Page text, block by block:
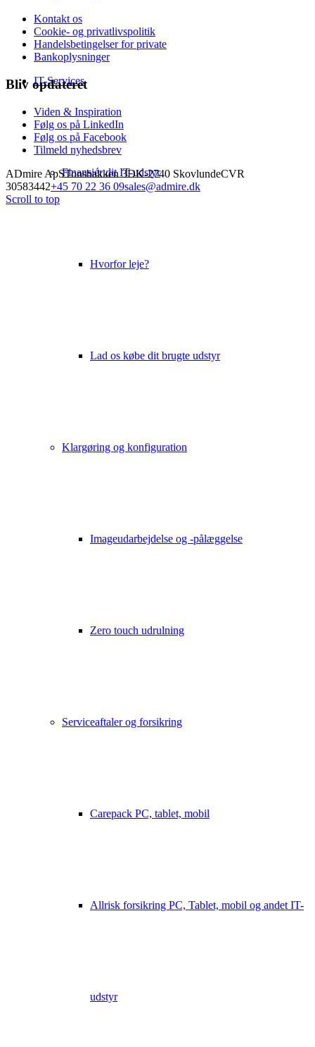
IT-Services
Finansiér dit IT-udstyr
Hvorfor leje?
Lad os købe dit brugte udstyr
Klargøring og konfiguration
Imageudarbejdelse og -pålæggelse
Zero touch udrulning
Serviceaftaler og forsikring
Carepack PC, tablet, mobil
Allrisk forsikring PC, Tablet, mobil og andet IT-
udstyr
Kontakt os
Cookie- og privatlivspolitik
Handelsbetingelser for private
Bankoplysninger
Bliv opdateret
Viden & Inspiration
Følg os på LinkedIn
Følg os på Facebook
Tilmeld nyhedsbrev
ADmire ApSTonsbakken 3DK-2740 SkovlundeCVR
30583442+45 70 22 36 09sales@admire.dk
Scroll to top